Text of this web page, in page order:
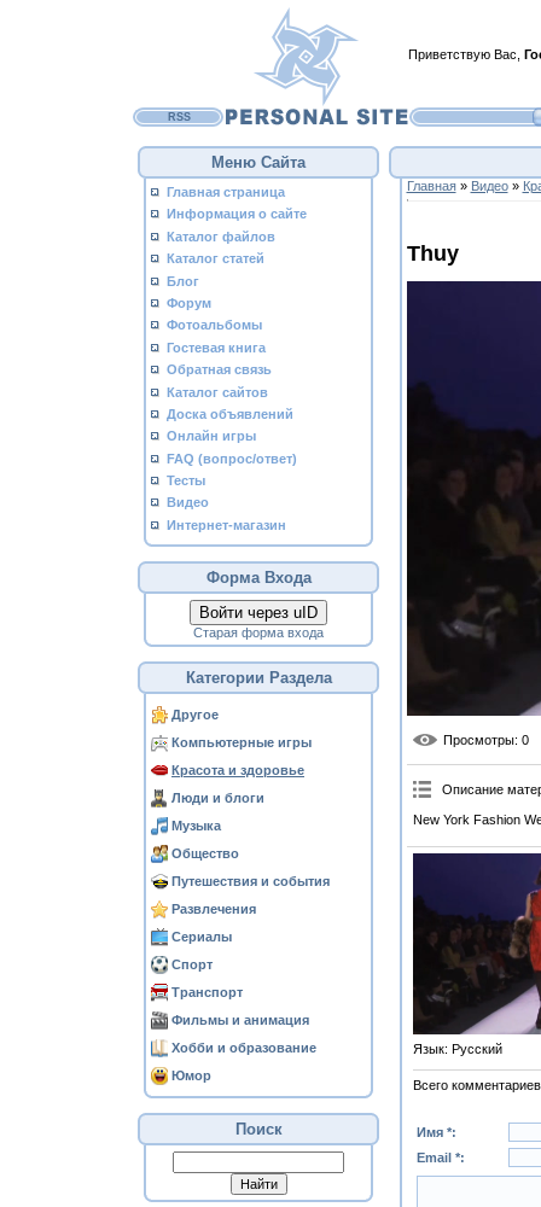
Приветствую Вас
RSS
Меню Сайта
Главная страница
Информация о сайте
Каталог файлов
Каталог статей
Блог
Форум
Фотоальбомы
Гостевая книга
Обратная связь
Каталог сайтов
Доска объявлений
Онлайн игры
FAQ (вопрос/ответ)
Тесты
Видео
Интернет-магазин
Форма Входа
Войти через uID
Старая форма входа
Категории Раздела
Другое
Компьютерные игры
Красота и здоровье
Люди и блоги
Музыка
Общество
Путешествия и события
Развлечения
Сериалы
Спорт
Транспорт
Фильмы и анимация
Хобби и образование
Юмор
Поиск
Главная» Видео»
Thuy
Просмотры: 0
Описание
New York Fashion
Язык: Русский
Всего комментариев
Имя *:
Email *: